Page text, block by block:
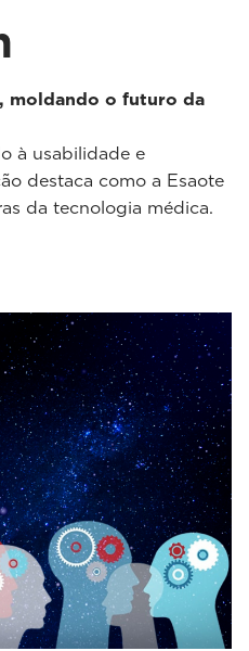
moldando o futuro da
à usabilidade e
destaca como a Esaote
da tecnologia médica.